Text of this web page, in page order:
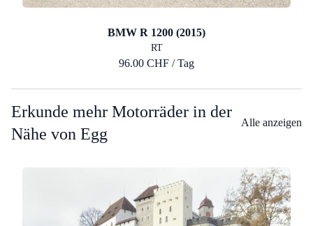
BMW R 1200 (2015)
RT
96.00 CHF / Tag
Erkunde mehr Motorräder in der
Nähe von Egg
Alle anzeigen